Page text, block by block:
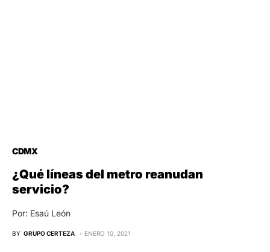
CDMX
¿Qué líneas del metro reanudan
servicio?
Por: Esaú León
BY GRUPO CERTEZA ENERO 10, 2021